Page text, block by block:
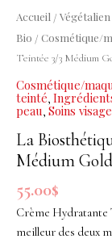
Accueil / Végétalien
Bio / Cosmétique/
Teintée 3/3 Médium
Cosmétique/
teinté,
peau, Soins visage
La
Médium
55.00$
Crème Hydratante
meilleur des deux
Hydratante
Gold
30mL